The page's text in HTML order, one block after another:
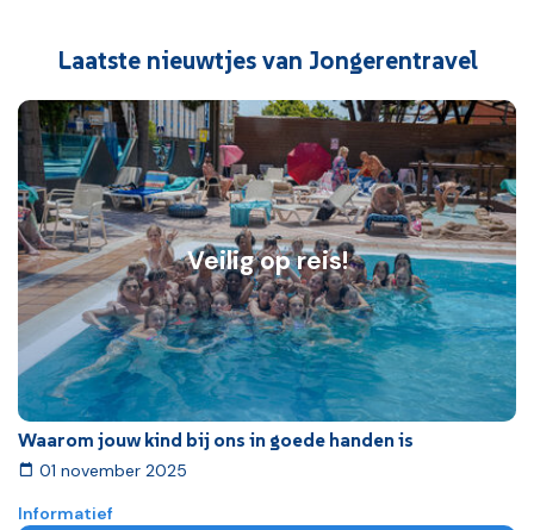
Laatste nieuwtjes van Jongerentravel
Waarom jouw kind bij ons in goede handen is
01 november 2025
Informatief
Veilig op reis!